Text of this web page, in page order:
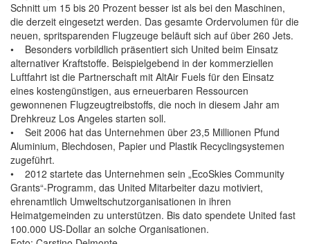
Schnitt um 15 bis 20 Prozent besser ist als bei den Maschinen,
die derzeit eingesetzt werden. Das gesamte Ordervolumen für die
neuen, spritsparenden Flugzeuge beläuft sich auf über 260 Jets.
• Besonders vorbildlich präsentiert sich United beim Einsatz
alternativer Kraftstoffe. Beispielgebend in der kommerziellen
Luftfahrt ist die Partnerschaft mit AltAir Fuels für den Einsatz
eines kostengünstigen, aus erneuerbaren Ressourcen
gewonnenen Flugzeugtreibstoffs, die noch in diesem Jahr am
Drehkreuz Los Angeles starten soll.
• Seit 2006 hat das Unternehmen über 23,5 Millionen Pfund
Aluminium, Blechdosen, Papier und Plastik Recyclingsystemen
zugeführt.
• 2012 startete das Unternehmen sein „EcoSkies Community
Grants“-Programm, das United Mitarbeiter dazu motiviert,
ehrenamtlich Umweltschutzorganisationen in ihren
Heimatgemeinden zu unterstützen. Bis dato spendete United fast
100.000 US-Dollar an solche Organisationen.